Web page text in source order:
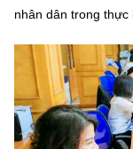
Năng lượng
Voice
Nhiệm vụ trọng
Chọn ngôn ngữ
nhân dân trong thực